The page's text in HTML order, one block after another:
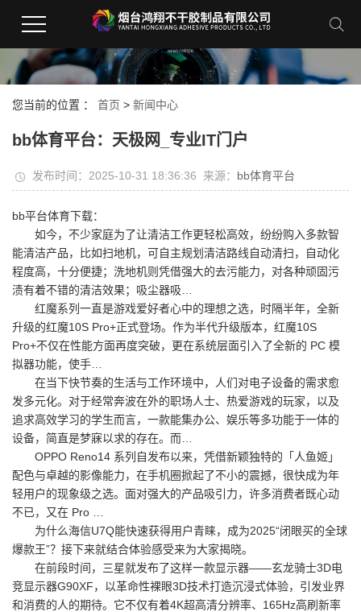
您当前的位置 ： 首页 > 新闻中心
bb体育平台：天极网_专业IT门户
发布时间：2025-10-31 18:36:36 来源： bb体育平台
bb平台体育下载：
如今，不少家庭为了让清洁工作更轻松高效，纷纷购入多款智
能清洁产品，比如扫地机，可自主规划清洁路线自动清扫，自动化
程度高，十分便捷；洗地机则凭借强大的去污能力，对各种顽固污
渍有着不错的清洁效果；吸尘器吸…
红魔系列一直是游戏爱好者心中的理想之选，时隔半年，全新
升级的红魔10S Pro+正式登场。作为半代升级版本，红魔10S
Pro+不仅在性能方面再度突破，更在系统层面引入了全新的 PC 模
拟器功能，使手…
在当下快节奏的生活与工作环境中，人们对电子设备的需求愈
发多元化。对于经常奔波在外的职场人士、热爱游戏的玩家，以及
追求高效学习的学生而言，一款能集办公、娱乐等多功能于一体的
设备，简直是梦寐以求的存在。而…
OPPO Reno14 系列自发布以来，凭借新颖独特的「人鱼姬」
配色与卓越的影像能力，在手机圈掀起了不小的震撼，很快成为年
轻用户的现象级之选。面对强大的产品吸引力，许多消费者既心动
不已，又在 Pro …
为什么海信U7Q能快速获得用户青睐，成为2025“闭眼买的全球
爆款王”？接下来就结合体验感受来为大家揭晓。
在前段时间，三星就发布了这样一款显示器——玄龙骑士3D电
竞显示器G90XF，以革命性裸眼3D技术打造沉浸式体验，引发业界
和消费的人的期待。它不仅有着4K超高清分辨率、165Hz高刷新率